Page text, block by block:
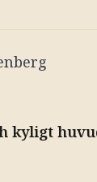
kyligt